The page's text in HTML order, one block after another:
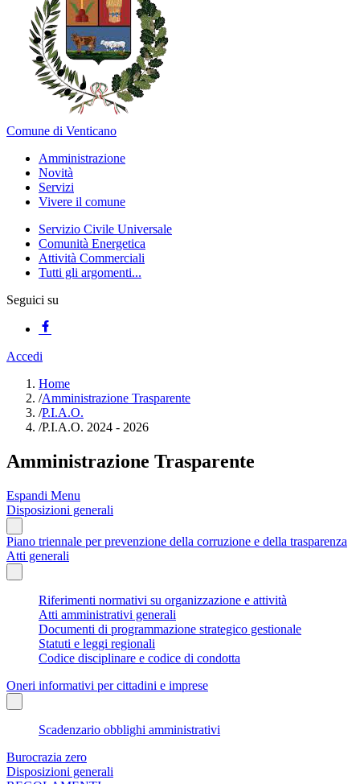
Comune di Venticano
Amministrazione
Novità
Servizi
Vivere il comune
Servizio Civile Universale
Comunità Energetica
Attività Commerciali
Tutti gli argomenti...
Seguici su
Accedi
Home
/Amministrazione Trasparente
/P.I.A.O.
/P.I.A.O. 2024 - 2026
Amministrazione Trasparente
Espandi Menu
Disposizioni generali
Piano triennale per prevenzione della corruzione e della trasparenza
Atti generali
Riferimenti normativi su organizzazione e attività
Atti amministrativi generali
Documenti di programmazione strategico gestionale
Statuti e leggi regionali
Codice disciplinare e codice di condotta
Oneri informativi per cittadini e imprese
Scadenzario obblighi amministrativi
Burocrazia zero
Disposizioni generali